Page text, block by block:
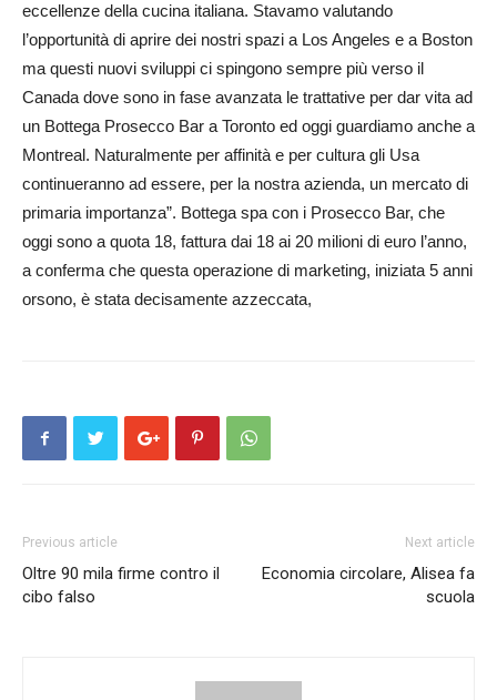
eccellenze della cucina italiana. Stavamo valutando
l’opportunità di aprire dei nostri spazi a Los Angeles e a Boston
ma questi nuovi sviluppi ci spingono sempre più verso il
Canada dove sono in fase avanzata le trattative per dar vita ad
un Bottega Prosecco Bar a Toronto ed oggi guardiamo anche a
Montreal. Naturalmente per affinità e per cultura gli Usa
continueranno ad essere, per la nostra azienda, un mercato di
primaria importanza”. Bottega spa con i Prosecco Bar, che
oggi sono a quota 18, fattura dai 18 ai 20 milioni di euro l’anno,
a conferma che questa operazione di marketing, iniziata 5 anni
orsono, è stata decisamente azzeccata,
Previous article
Oltre 90 mila firme contro il
cibo falso
Next article
Economia circolare, Alisea fa
scuola